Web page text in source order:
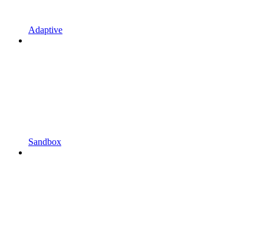
Adaptive
Sandbox